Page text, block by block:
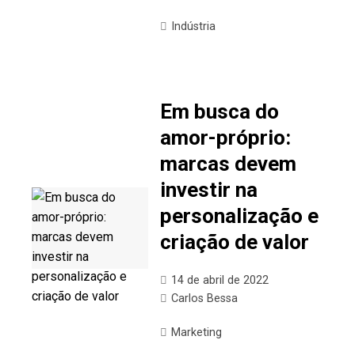
Indústria
Em busca do
amor-próprio:
marcas devem
investir na
personalização e
criação de valor
14 de abril de 2022
Carlos Bessa
Marketing